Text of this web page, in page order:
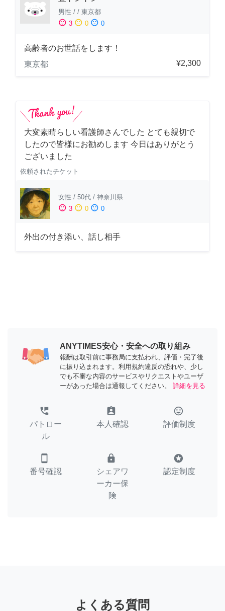
男性 / / 東京都
sentiment_satisfied 3 sentiment_neutral 0 sentiment_dissatisfied 0
高齢者のお世話をします！
東京都
¥2,300
大変素晴らしい看護師さんでした とても親切で
したので皆様にお勧めします 今日はありがとう
ございました
依頼されたチケット
女性 / 50代 / 神奈川県
sentiment_satisfied 3 sentiment_neutral 0 sentiment_dissatisfied 0
外出の付き添い、話し相手
ANYTIMES安心・安全への取り組み
報酬は取引前に事務局に支払われ、評価・完了後
に振り込まれます。利用規約違反の恐れや、少し
でも不審な内容のサービスやリクエストやユーザ
ーがあった場合は通報してください。
詳細を見る
perm_phone_msg
パトロー
ル
assignment_ind
本人確認
tag_faces
評価制度
smartphone
番号確認
lock
シェアワ
ーカー保
険
stars
認定制度
よくある質問